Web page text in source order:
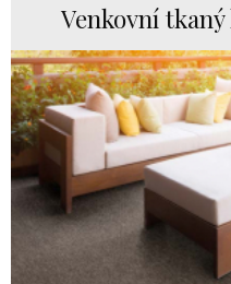
Venkovní